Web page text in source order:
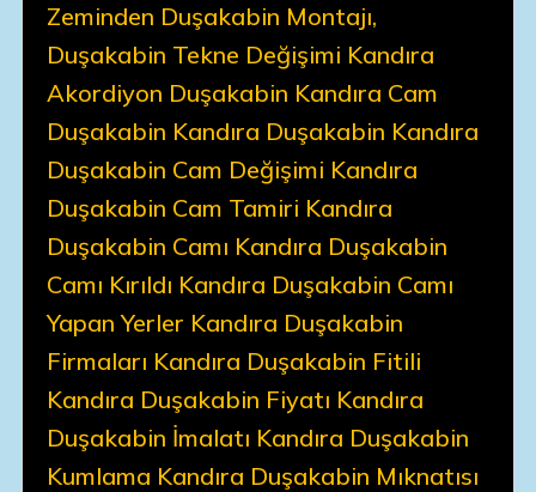
Zeminden Duşakabin Montajı,
Duşakabin Tekne Değişimi Kandıra
Akordiyon Duşakabin Kandıra Cam
Duşakabin Kandıra Duşakabin Kandıra
Duşakabin Cam Değişimi Kandıra
Duşakabin Cam Tamiri Kandıra
Duşakabin Camı Kandıra Duşakabin
Camı Kırıldı Kandıra Duşakabin Camı
Yapan Yerler Kandıra Duşakabin
Firmaları Kandıra Duşakabin Fitili
Kandıra Duşakabin Fiyatı Kandıra
Duşakabin İmalatı Kandıra Duşakabin
Kumlama Kandıra Duşakabin Mıknatısı